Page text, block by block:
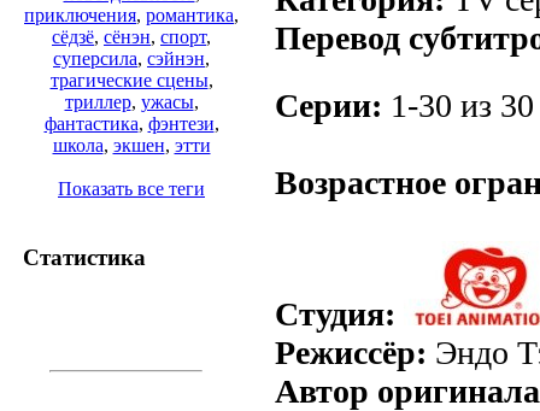
приключения, романтика,
сёдзё, сёнэн, спорт,
суперсила, сэйнэн,
трагические сцены,
триллер, ужасы,
фантастика, фэнтези,
школа, экшен, этти
Показать все теги
Статистика
Перевод
Серии: 1-30 из
Возрастное
Студия:
Режиссёр: Эндо
Автор